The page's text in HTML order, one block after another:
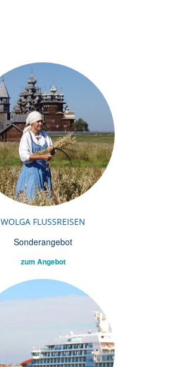
WOLGA FLUSSREISEN
Sonderangebot
zum Angebot